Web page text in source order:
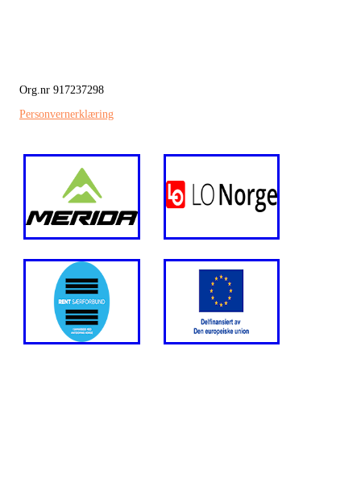
Org.nr 917237298
Personvernerklæring